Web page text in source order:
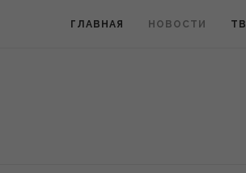
ГЛАВНАЯ НОВОСТИ ТВ